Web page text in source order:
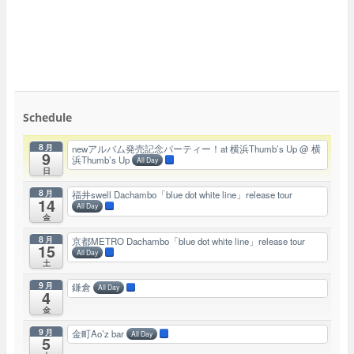
Schedule
8月
9
日
newアルバム発売記念パーティー！at 横浜Thumb’s Up@ 横
浜Thumb’s Up
All Day
8月
14
金
福井swell Dachambo「blue dot white line」release tour
All Day
8月
15
土
京都METRO Dachambo「blue dot white line」release tour
All Day
9月
4
金
鎌倉 All Day
9月
5 金町Ao’z bar All Day